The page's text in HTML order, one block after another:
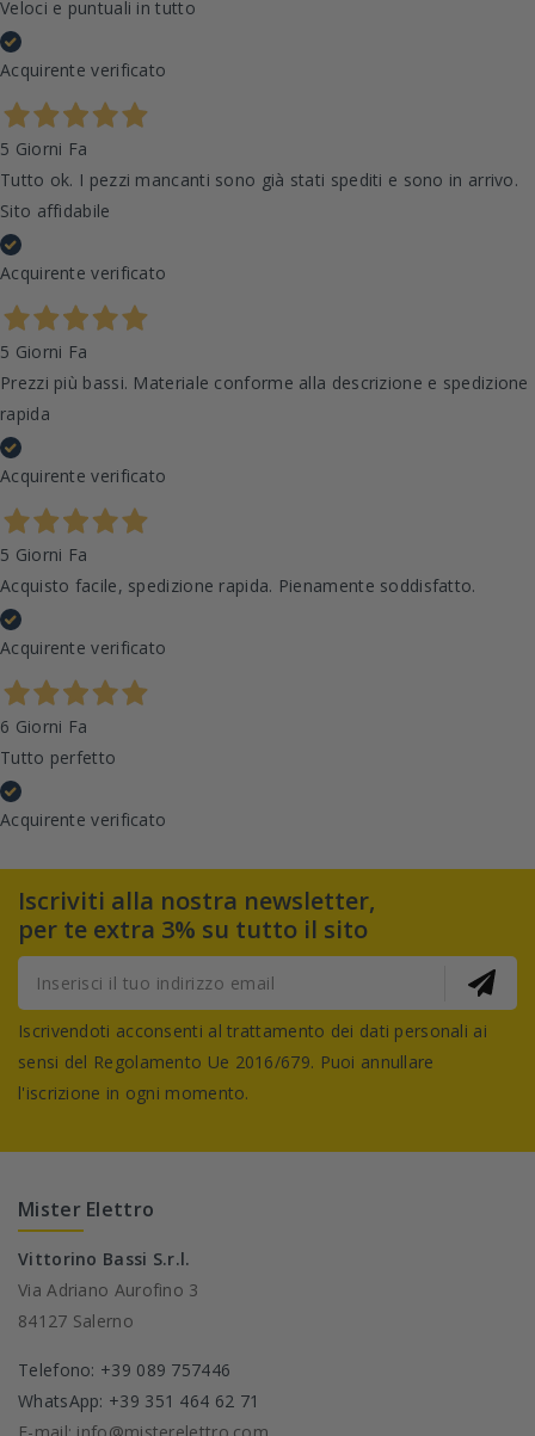
Veloci e puntuali in tutto
Acquirente verificato
5 Giorni Fa
Tutto ok. I pezzi mancanti sono già stati spediti e sono in arrivo.
Sito affidabile
Acquirente verificato
5 Giorni Fa
Prezzi più bassi. Materiale conforme alla descrizione e spedizione
rapida
Acquirente verificato
5 Giorni Fa
Acquisto facile, spedizione rapida. Pienamente soddisfatto.
Acquirente verificato
6 Giorni Fa
Tutto perfetto
Acquirente verificato
Iscriviti alla nostra newsletter,
per te extra 3% su tutto il sito
Iscrivendoti acconsenti al trattamento dei dati personali ai
sensi del Regolamento Ue 2016/679. Puoi annullare
l'iscrizione in ogni momento.
Mister Elettro
Vittorino Bassi S.r.l.
Via Adriano Aurofino 3
84127 Salerno
Telefono: +39 089 757446
WhatsApp: +39 351 464 62 71